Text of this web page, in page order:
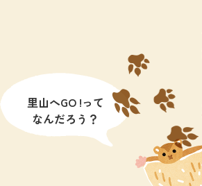
里山へGO !って
なんだろう？